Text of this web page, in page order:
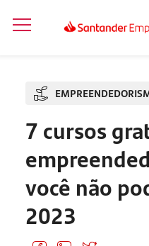
7 cursos
você não
2023